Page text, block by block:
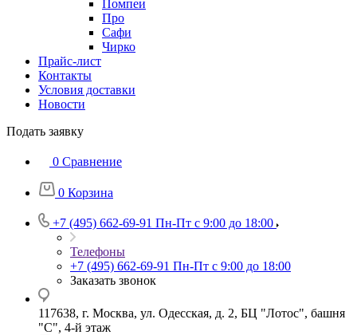
Помпеи
Про
Сафи
Чирко
Прайс-лист
Контакты
Условия доставки
Новости
Подать заявку
0 Сравнение
0 Корзина
+7 (495) 662-69-91 Пн-Пт c 9:00 до 18:00
Телефоны
+7 (495) 662-69-91 Пн-Пт c 9:00 до 18:00
Заказать звонок
117638, г. Москва, ул. Одесская, д. 2, БЦ "Лотос", башня
"С", 4-й этаж